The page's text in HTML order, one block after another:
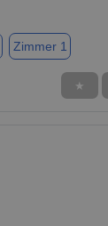
Zimmer 1
★